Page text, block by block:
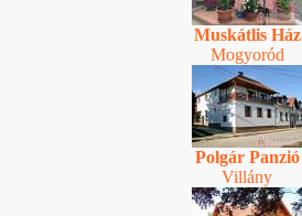
Muskátlis Ház
Mogyoród
Polgár Panzió
Villány